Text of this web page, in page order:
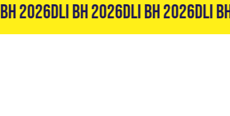
2026DLI BH 2026DLI BH 2026DLI